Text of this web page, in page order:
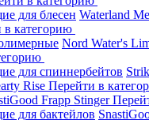
для блесен Waterland
в категорию
Nord Water's
для спиннербейтов
Rise Перейти в
Frapp Stinger
для бактейлов